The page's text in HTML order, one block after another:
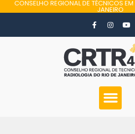
CONSELHO REGIONAL DE TÉCNICOS
JANEIRO